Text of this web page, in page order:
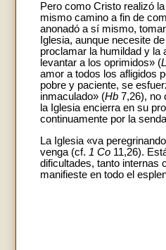
Pero como Cristo realizó
mismo camino a fin de
anonadó a sí mismo,
Iglesia, aunque necesite
proclamar la humildad y la
levantar a los oprimidos» (
amor a todos los afligidos
pobre y paciente, se
inmaculado» (Hb 7,26), no
la Iglesia encierra en su
continuamente por la
La Iglesia «va
venga (cf. 1 Co 11,26).
dificultades, tanto internas
manifieste en todo el